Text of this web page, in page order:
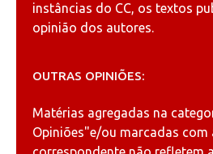
instâncias do CC, os textos
opinião dos autores.
OUTRAS OPINIÕES:
Matérias agregadas na
Opiniões"e/ou marcadas com